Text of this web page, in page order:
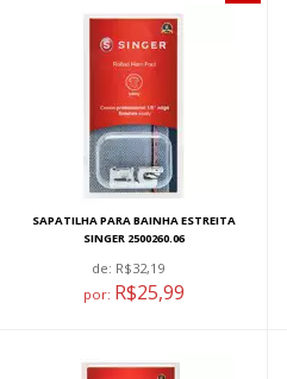
SAPATILHA PARA BAINHA ESTREITA
SINGER 2500260.06
de: R$32,19
por: R$25,99